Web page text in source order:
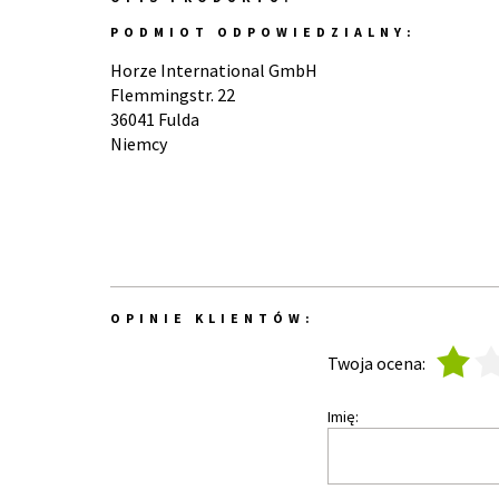
PODMIOT ODPOWIEDZIALNY:
Horze International GmbH
Flemmingstr. 22
36041 Fulda
Niemcy
OPINIE KLIENTÓW:
Twoja ocena:
Imię: